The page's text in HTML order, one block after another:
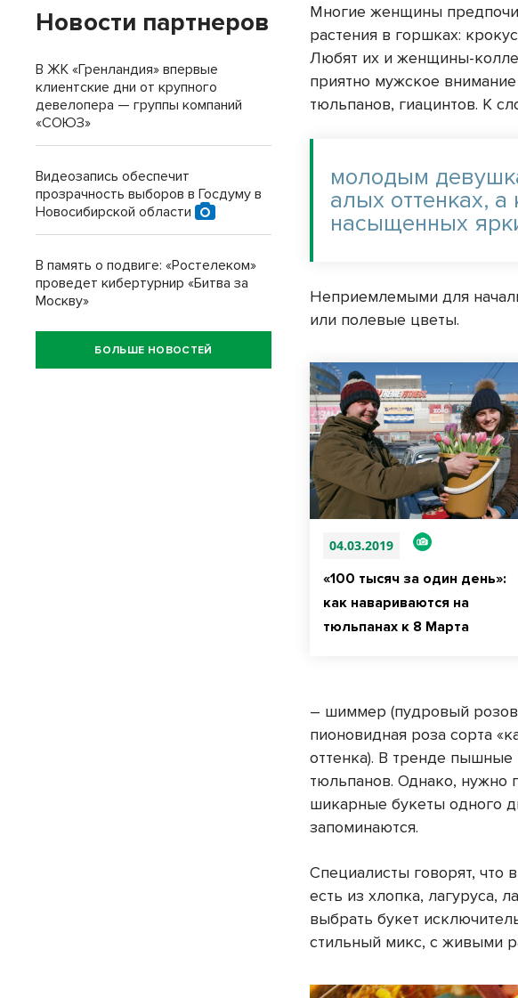
Многие женщины
растения в горшках:
Любят их и женщины-
приятно мужское
тюльпанов, гиацинтов. К
молодым
алых оттенках,
насыщенных
Неприемлемыми для
или полевые цветы.
04.03.2019
«100 тысяч за один день»:
как навариваются на
тюльпанах к 8 Марта
– шиммер (пудровый
пионовидная роза сорта
оттенка). В тренде
тюльпанов. Однако, нужно
шикарные букеты одного
запоминаются.
Специалисты говорят, что
есть из хлопка, лагуруса,
выбрать букет
стильный микс, с живыми
Новости партнеров
В ЖК «Гренландия» впервые
клиентские дни от крупного
девелопера — группы компаний
«СОЮЗ»
Видеозапись обеспечит
прозрачность выборов в Госдуму в
Новосибирской области
В память о подвиге: «Ростелеком»
проведет кибертурнир «Битва за
Москву»
БОЛЬШЕ НОВОСТЕЙ